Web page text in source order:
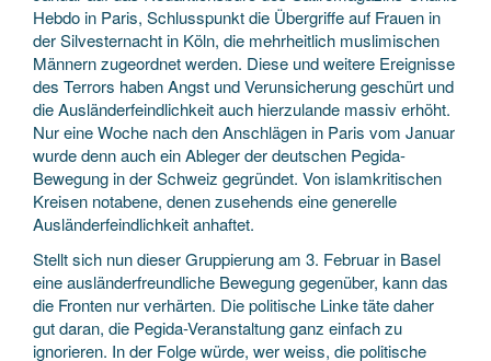
Hebdo in Paris, Schlusspunkt die Übergriffe auf Frauen in
der Silvesternacht in Köln, die mehrheitlich muslimischen
Männern zugeordnet werden. Diese und weitere Ereignisse
des Terrors haben Angst und Verunsicherung geschürt und
die Ausländerfeindlichkeit auch hierzulande massiv erhöht.
Nur eine Woche nach den Anschlägen in Paris vom Januar
wurde denn auch ein Ableger der deutschen Pegida-
Bewegung in der Schweiz gegründet. Von islamkritischen
Kreisen notabene, denen zusehends eine generelle
Ausländerfeindlichkeit anhaftet.
Stellt sich nun dieser Gruppierung am 3. Februar in Basel
eine ausländerfreundliche Bewegung gegenüber, kann das
die Fronten nur verhärten. Die politische Linke täte daher
gut daran, die Pegida-Veranstaltung ganz einfach zu
ignorieren. In der Folge würde, wer weiss, die politische